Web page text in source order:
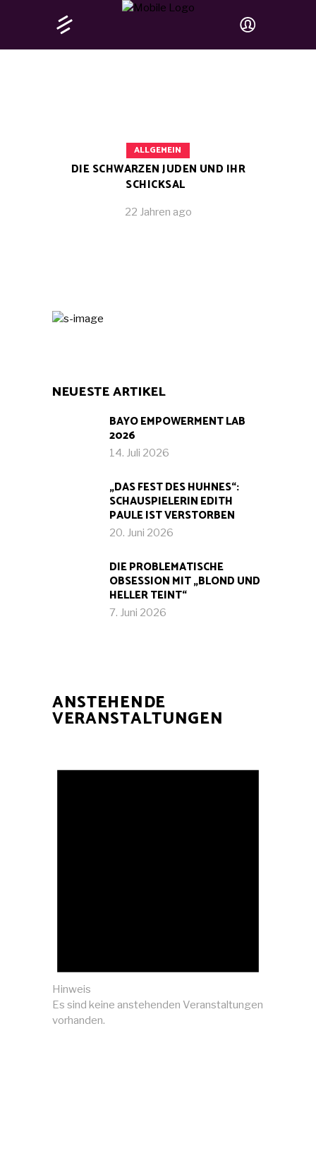
ALLGEMEIN
DIE SCHWARZEN JUDEN UND IHR
SCHICKSAL
22 Jahren ago
NEUESTE ARTIKEL
BAYO EMPOWERMENT LAB
2026
14. Juli 2026
„DAS FEST DES HUHNES“:
SCHAUSPIELERIN EDITH
PAULE IST VERSTORBEN
20. Juni 2026
DIE PROBLEMATISCHE
OBSESSION MIT „BLOND UND
HELLER TEINT“
7. Juni 2026
ANSTEHENDE
VERANSTALTUNGEN
Hinweis
Es sind keine anstehenden Veranstaltungen
vorhanden.